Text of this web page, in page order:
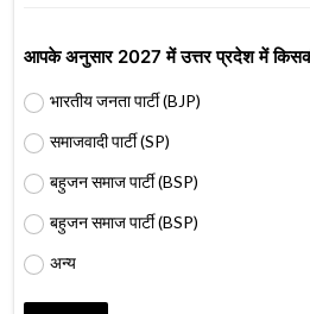
आपके अनुसार 2027 में उत्तर प्रदेश में
भारतीय जनता पार्टी (BJP)
समाजवादी पार्टी (SP)
बहुजन समाज पार्टी (BSP)
बहुजन समाज पार्टी (BSP)
अन्य